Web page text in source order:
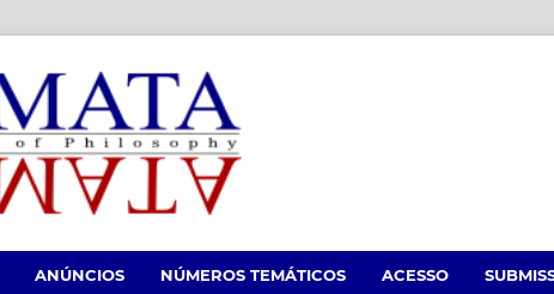
ANÚNCIOS NÚMEROS TEMÁTICOS ACESSO